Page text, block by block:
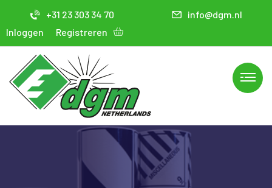
+31 23 303 34 70
info@dgm.nl
Inloggen
Registreren